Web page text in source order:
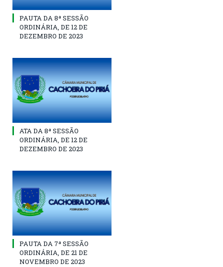
PAUTA DA 8ª SESSÃO
ORDINÁRIA, DE 12 DE
DEZEMBRO DE 2023
ATA DA 8ª SESSÃO
ORDINÁRIA, DE 12 DE
DEZEMBRO DE 2023
PAUTA DA 7ª SESSÃO
ORDINÁRIA, DE 21 DE
NOVEMBRO DE 2023